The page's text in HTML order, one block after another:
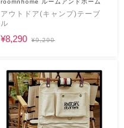
roomnhome ルームアンドホーム
アウトドア(キャンプ)テーブ
ル
¥8,290 ¥9,290